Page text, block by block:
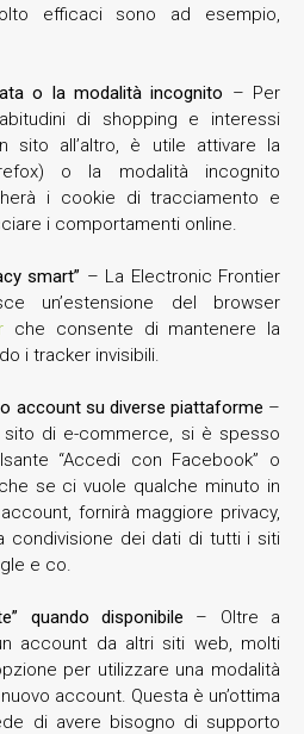
efficaci sono ad esempio,
o la modalità incognito – Per
di shopping e interessi
sito all’altro, è utile attivare la
o la modalità incognito
i cookie di tracciamento e
i comportamenti online.
smart” – La Electronic Frontier
un’estensione del browser
che consente di mantenere la
i tracker invisibili.
account su diverse piattaforme –
di e-commerce, si è spesso
“Accedi con Facebook” o
se ci vuole qualche minuto in
fornirà maggiore privacy,
condivisione dei dati di tutti i siti
e co.
quando disponibile – Oltre a
account da altri siti web, molti
per utilizzare una modalità
account. Questa è un’ottima
di avere bisogno di supporto